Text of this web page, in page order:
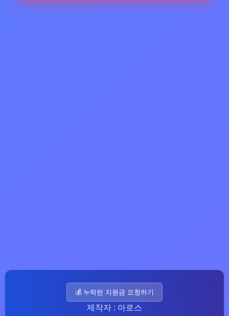
💰 누락된 지원금 요청하기
제작자 : 아로스